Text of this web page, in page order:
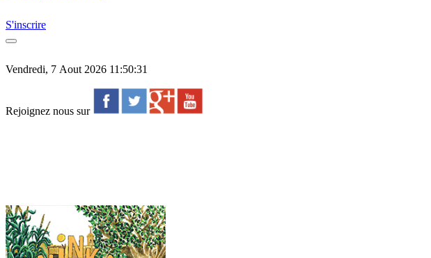
S'inscrire
Vendredi, 7 Aout 2026 11:50:31
Rejoignez nous sur